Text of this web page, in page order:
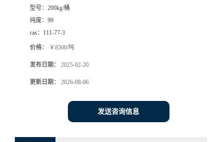
型号： 200kg/桶
纯度： 99
cas： 111-77-3
价格： ￥8500/吨
发布日期： 2025-02-20
更新日期： 2026-08-06
发送咨询信息